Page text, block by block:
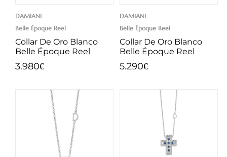
DAMIANI
Belle Époque Reel
Collar De Oro Blanco
Belle Époque Reel
3.980€
DAMIANI
Belle Époque Reel
Collar De Oro Blanco
Belle Époque Reel
5.290€